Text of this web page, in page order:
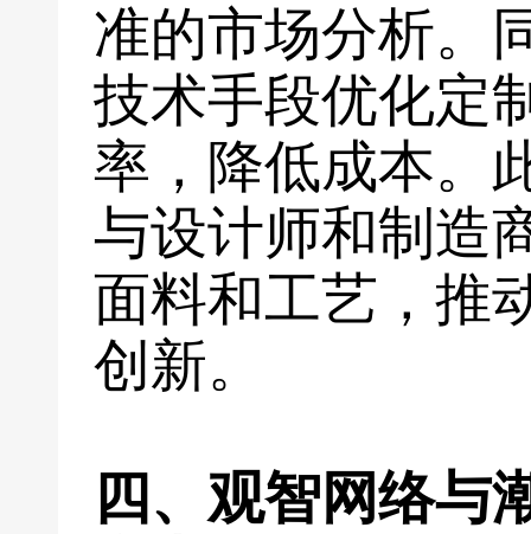
准的市场分析。
技术手段优化定
率，降低成本。
与设计师和制造
面料和工艺，推
创新。
四、观智网络与